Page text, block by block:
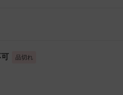
品切れ